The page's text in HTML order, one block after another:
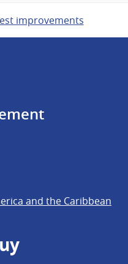
improvements
and the Caribbean